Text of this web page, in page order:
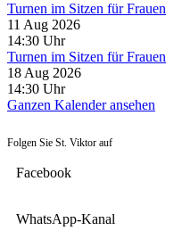
Turnen im Sitzen für Frauen
11 Aug 2026
14:30 Uhr
Turnen im Sitzen für Frauen
18 Aug 2026
14:30 Uhr
Ganzen Kalender ansehen
Folgen Sie St. Viktor auf
Facebook
WhatsApp-Kanal